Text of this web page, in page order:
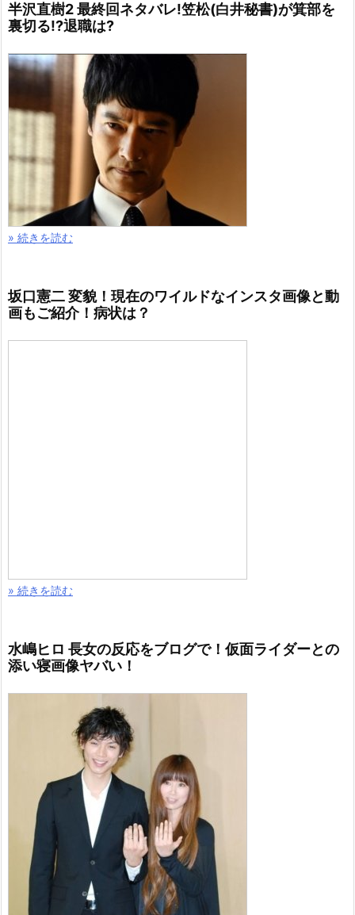
半沢直樹2 最終回ネタバレ!笠松(白井秘書)が箕部を
裏切る!?退職は?
» 続きを読む
坂口憲二 変貌！現在のワイルドなインスタ画像と動
画もご紹介！病状は？
» 続きを読む
水嶋ヒロ 長女の反応をブログで！仮面ライダーとの
添い寝画像ヤバい！